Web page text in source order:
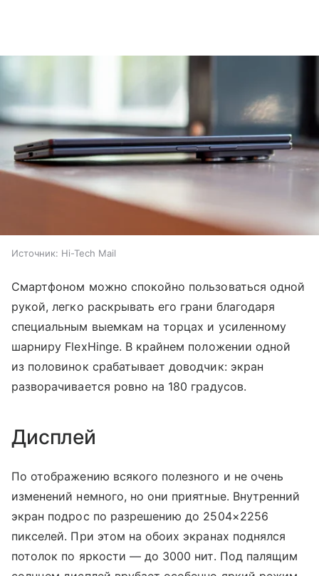
Источник: Hi-Tech Mail
Смартфоном можно спокойно пользоваться одной
рукой, легко раскрывать его грани благодаря
специальным выемкам на торцах и усиленному
шарниру FlexHinge. В крайнем положении одной
из половинок срабатывает доводчик: экран
разворачивается ровно на 180 градусов.
Дисплей
По отображению всякого полезного и не очень
изменений немного, но они приятные. Внутренний
экран подрос по разрешению до 2504×2256
пикселей. При этом на обоих экранах поднялся
потолок по яркости — до 3000 нит. Под палящим